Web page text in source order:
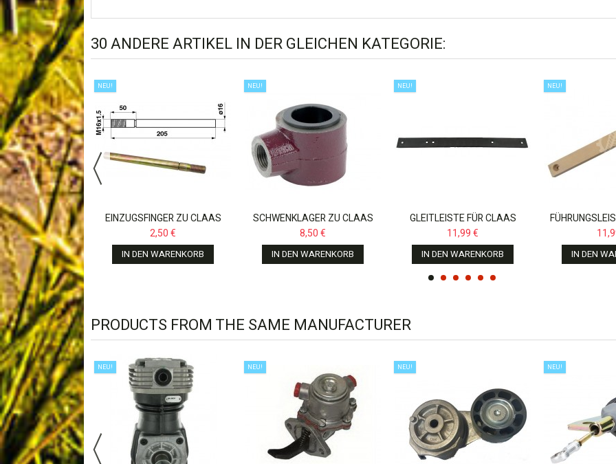
30 ANDERE ARTIKEL IN DER GLEICHEN KATEGORIE:
CASE IH/IHC 353
383 ,...
€
NEU!
EINZUGSFINGER ZU CLAAS
MÄHDRESCHER...
2,50 €
IN DEN WARENKORB
NEU!
SCHWENKLAGER ZU CLAAS
DOMINATOR,MEGA,LEXION
670199.0,
8,50 €
IN DEN WARENKORB
NEU!
GLEITLEISTE FÜR CLAAS
DOMINATOR,MEGA,603612.2
11,99 €
IN DEN WARENKORB
NEU!
IN DEN
PRODUCTS FROM THE SAME MANUFACTURER
€
NEU! NEU! NEU! NEU!